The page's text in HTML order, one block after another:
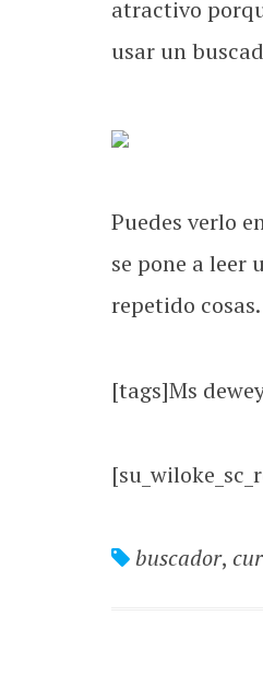
atractivo
usar un
Puedes verlo
se pone a leer
repetido
[tags]Ms
buscador,